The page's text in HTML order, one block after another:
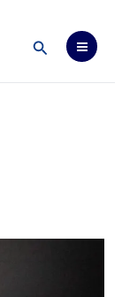
Pesquisar